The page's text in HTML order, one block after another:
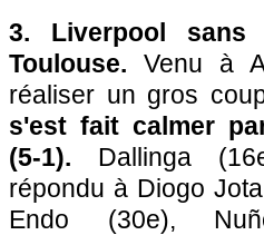
3. Liverpool sans
Toulouse. Venu à
réaliser un gros
s'est fait calmer
(5-1). Dallinga
répondu à Diogo
Endo (30e),